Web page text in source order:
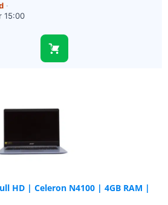
·
15:00
HD | Celeron N4100 | 4GB RAM |